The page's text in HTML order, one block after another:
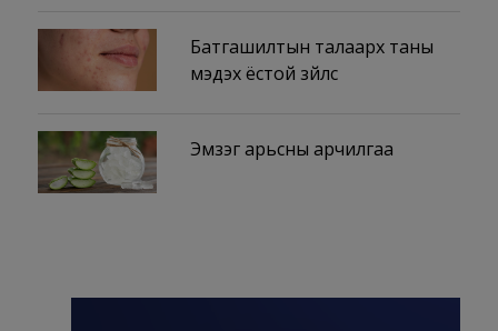
Батгашилтын талаарх таны
мэдэх ёстой зүйлс
Эмзэг арьсны арчилгаа